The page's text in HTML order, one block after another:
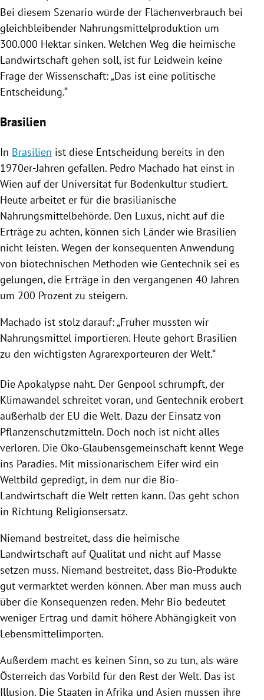
Bei diesem Szenario würde der Flächenverbrauch bei
gleichbleibender Nahrungsmittelproduktion um
300.000 Hektar sinken. Welchen Weg die heimische
Landwirtschaft gehen soll, ist für Leidwein keine
Frage der Wissenschaft: „Das ist eine politische
Entscheidung.“
Brasilien
In Brasilien ist diese Entscheidung bereits in den
1970er-Jahren gefallen. Pedro Machado hat einst in
Wien auf der Universität für Bodenkultur studiert.
Heute arbeitet er für die brasilianische
Nahrungsmittelbehörde. Den Luxus, nicht auf die
Erträgezu achten, können sich Länder wie Brasilien
nicht leisten. Wegen der konsequenten Anwendung
von biotechnischen Methoden wie Gentechniksei es
gelungen, die Erträge in den vergangenen 40 Jahren
um 200 Prozent zu steigern.
Machado ist stolz darauf: „Früher mussten wir
Nahrungsmittel importieren. Heute gehört Brasilien
zu den wichtigsten Agrarexporteuren der Welt.“
Die Apokalypse naht. Der Genpool schrumpft, der
Klimawandel schreitet voran, und Gentechnikerobert
außerhalb der EU die Welt. Dazu der Einsatz von
Pflanzenschutzmitteln. Doch noch ist nicht alles
verloren. Die Öko-Glaubensgemeinschaft kennt Wege
ins Paradies. Mit missionarischem Eifer wird ein
Weltbild gepredigt, in dem nur die Bio-
Landwirtschaft die Welt retten kann. Das geht schon
in Richtung Religionsersatz.
Niemand bestreitet, dass die heimische
Landwirtschaft auf Qualität und nicht auf Masse
setzen muss. Niemand bestreitet, dass Bio-Produkte
gut vermarktet werden können. Aber man muss auch
über die Konsequenzen reden. Mehr Bio bedeutet
weniger Ertrag und damit höhere Abhängigkeit von
Lebensmittelimporten.
Außerdem macht es keinen Sinn, so zu tun, als wäre
Österreich das Vorbild für den Rest der Welt. Das ist
Illusion. Die Staaten in Afrika und Asien müssen ihre